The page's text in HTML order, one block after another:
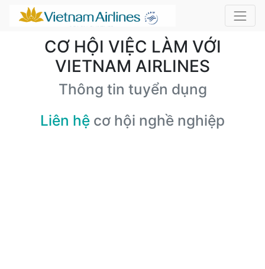
CƠ HỘI VIỆC LÀM VỚI
VIETNAM AIRLINES
Thông tin tuyển dụng
Liên hệ cơ hội nghề nghiệp